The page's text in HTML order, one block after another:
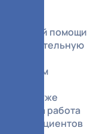
или уже
Эта работа
пациентов